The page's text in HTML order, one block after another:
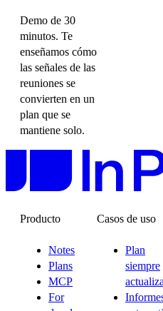
Demo de 30
minutos. Te
enseñamos cómo
las señales de las
reuniones se
convierten en un
plan que se
mantiene solo.
Producto
Notes
Plans
MCP
For
Casos de uso
Plan
siempre